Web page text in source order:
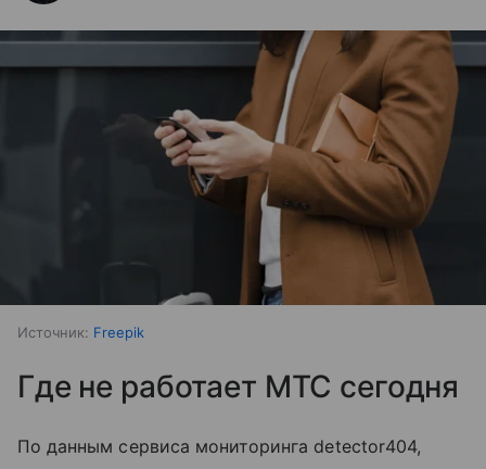
Источник: Freepik
Где не работает МТС сегодня
По данным сервиса мониторинга detector404,